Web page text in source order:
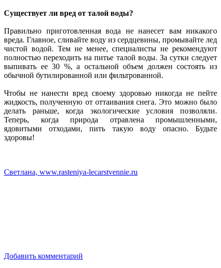
Существует ли вред от талой воды?
Правильно приготовленная вода не нанесет вам никакого
вреда. Главное, сливайте воду из сердцевины, промывайте лед
чистой водой. Тем не менее, специалисты не рекомендуют
полностью переходить на питье талой воды. За сутки следует
выпивать ее 30 %, а остальной объем должен состоять из
обычной бутилированной или фильтрованной.
Чтобы не нанести вред своему здоровью никогда не пейте
жидкость, полученную от оттаивания снега. Это можно было
делать раньше, когда экологические условия позволяли.
Теперь, когда природа отравлена промышленными,
ядовитыми отходами, пить такую воду опасно. Будьте
здоровы!
Светлана, www.rasteniya-lecarstvennie.ru
Добавить комментарий